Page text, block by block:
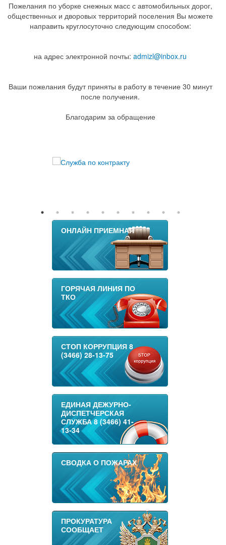
Пожелания по уборке снежных масс с автомобильных дорог,
общественных и дворовых территорий поселения Вы можете
направить круглосуточно следующим способом:
на адрес электронной почты: admizl@inbox.ru
Ваши пожелания будут приняты в работу в течение 30 минут
после получения.
Благодарим за обращение
ОНЛАЙН ПРИЕМНАЯ
ГОРЯЧАЯ ЛИНИЯ ПО
ТКО
СТОП КОРРУПЦИЯ 8
(3466) 28-13-75
ЕДИНАЯ ДЕЖУРНО-
ДИСПЕТЧЕРСКАЯ
СЛУЖБА 8 (3466) 41-
13-34
СВОДКА О ПОЖАРАХ
ПРОКУРАТУРА
СООБЩАЕТ